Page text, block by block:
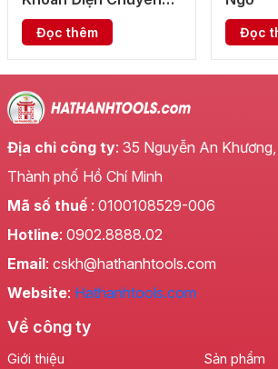
Dụng
Đọc thêm Đọc
Địa chỉ công ty: 35 Nguyễn An
Thành phố Hồ Chí Minh
Mã số thuế : 0100108529-006
Hotline: 0902.8888.02
Email: cskh@hathanhtools.com
Website: Hathanhtools.com
Về công ty
Giới thiệu
Sản phẩm